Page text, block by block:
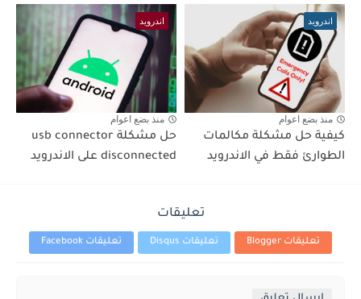
اندرويد
منذ بضع اعوام
كيفية حل مشكلة مكالمات
الطوارئ فقط في الاندرويد
اندرويد
منذ بضع اعوام
حل مشكلة usb connector
disconnected على الاندرويد
تعليقات
تعليقات Blogger تعليقات Disqus تعليقات Facebook